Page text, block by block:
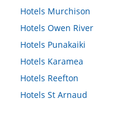
Hotels Murchison
Hotels Owen River
Hotels Punakaiki
Hotels Karamea
Hotels Reefton
Hotels St Arnaud